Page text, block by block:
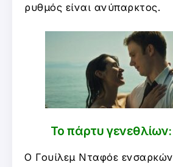
ρυθμός είναι ανύπαρκτος.
Το πάρτυ γενεθλίων:
Ο Γουίλεμ Νταφόε